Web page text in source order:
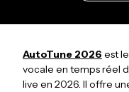
AutoTune 2026 est
vocale en temps réel
live en 2026. Il offre